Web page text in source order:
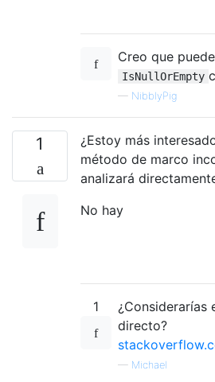
Creo que
IsNullOrEmpty
— NibblyPig
1
¿Estoy más
método de marco
analizará
No hay
1
¿Considerarías
directo?
— Michael